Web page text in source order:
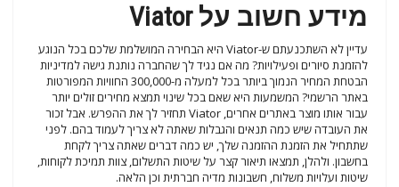
מידע חשוב על Viator
עדיין לא השתכנעתם ש-Viator היא הבחירה המושלמת שלכם בכל הנוגע
להזמנת סיורים ופעילויות? מה אם נגיד לך שהחברה נותנת גישה למדיניות
הבטחת המחיר הנמוך ביותר בכל למעלה מ-300,000 החוויות המפורטות
באתר הרשמי? המשמעות היא שאם בכל שינוי תמצא מחירים זולים יותר
עבור אותו מוצר באתרים אחרים, Viator תחזיר לך את ההפרש. אבל זכור
את העובדה שיש כמה תנאים והגבלות שאתה לא צריך לעמוד בהם. לפני
שתתחיל את הזמנת ההזמנה שלך, יש כמה דברים שאתה צריך לקחת
בחשבון. ולהלן, תמצאו תיאור קצר על שיטות התשלום, צוות תמיכת לקוחות,
שיטות ועלויות משלוח, חשבונות מדיה חברתית וכן הלאה.